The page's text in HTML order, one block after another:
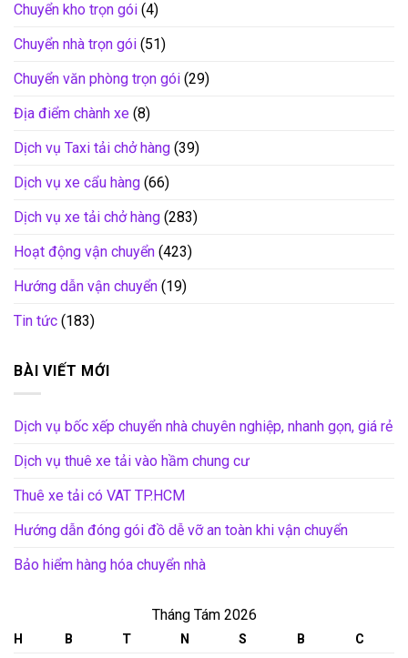
Chuyển kho trọn gói (4)
Chuyển nhà trọn gói (51)
Chuyển văn phòng trọn gói (29)
Địa điểm chành xe (8)
Dịch vụ Taxi tải chở hàng (39)
Dịch vụ xe cẩu hàng (66)
Dịch vụ xe tải chở hàng (283)
Hoạt động vận chuyển (423)
Hướng dẫn vận chuyển (19)
Tin tức (183)
BÀI VIẾT MỚI
Dịch vụ bốc xếp chuyển nhà chuyên nghiệp, nhanh gọn, giá rẻ
Dịch vụ thuê xe tải vào hầm chung cư
Thuê xe tải có VAT TP.HCM
Hướng dẫn đóng gói đồ dễ vỡ an toàn khi vận chuyển
Bảo hiểm hàng hóa chuyển nhà
Tháng Tám 2026
H B T N S B
C